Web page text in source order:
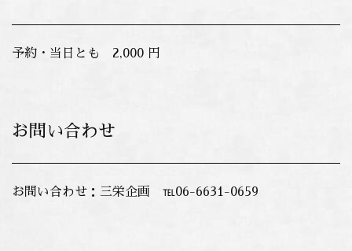
予約・当日とも 2,000 円
お問い合わせ
お問い合わせ：三栄企画 ℡06-6631-0659